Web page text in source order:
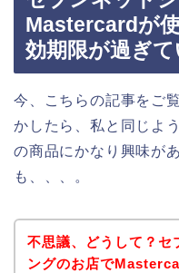
Mastercardが
効期限が過ぎて
今、こちらの記事をご
かしたら、私と同じよ
の商品にかなり興味が
も、、、。
不思議、どうして？セ
ングのお店で